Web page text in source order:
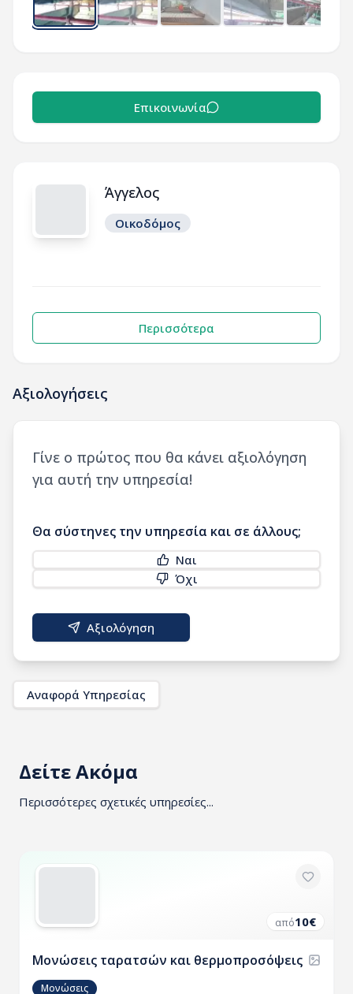
Επικοινωνία
Άγγελος
Οικοδόμος
Περισσότερα
Αξιολογήσεις
Γίνε ο πρώτος που θα κάνει αξιολόγηση
για αυτή την υπηρεσία!
Θα σύστηνες την υπηρεσία και σε άλλους;
Ναι
Όχι
Αξιολόγηση
Αναφορά Υπηρεσίας
Δείτε Ακόμα
Περισσότερες σχετικές υπηρεσίες...
από10€
Μονώσεις ταρατσών και θερμοπροσόψεις
Μονώσεις